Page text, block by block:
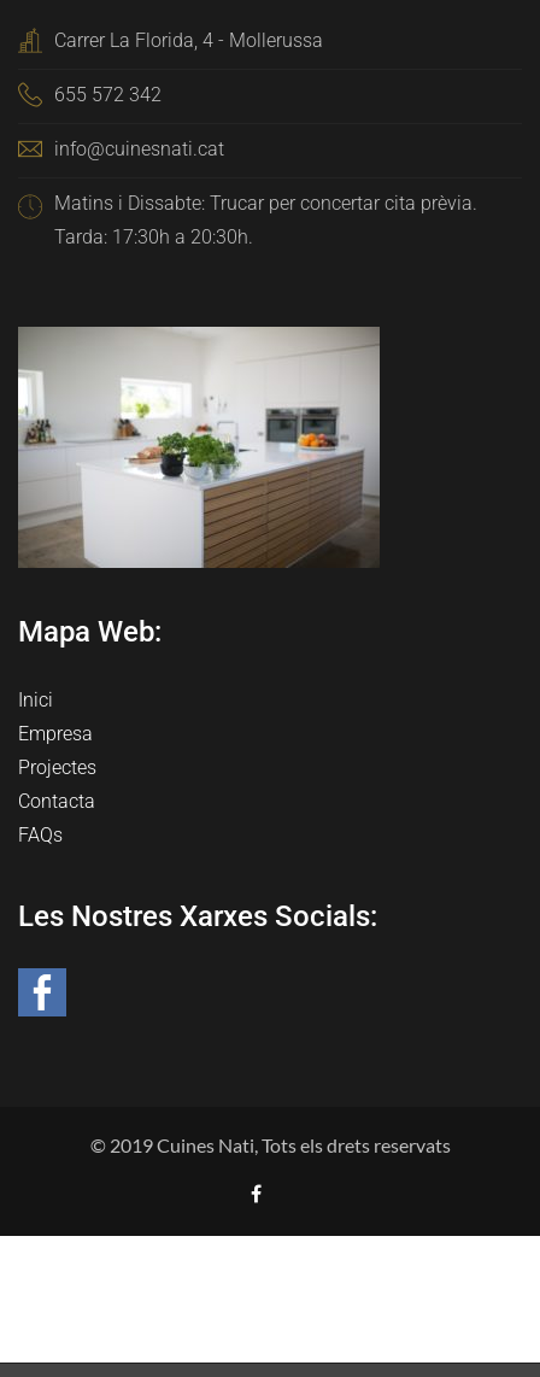
Carrer La Florida, 4 - Mollerussa
655 572 342
info@cuinesnati.cat
Matins i Dissabte: Trucar per concertar cita prèvia.
Tarda: 17:30h a 20:30h.
Mapa Web:
Inici
Empresa
Projectes
Contacta
FAQs
Les Nostres Xarxes Socials:
© 2019 Cuines Nati, Tots els drets reservats